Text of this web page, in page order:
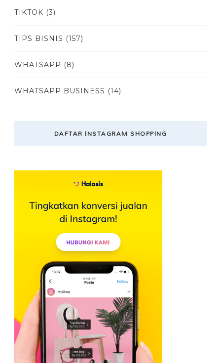
TIKTOK (3)
TIPS BISNIS (157)
WHATSAPP (8)
WHATSAPP BUSINESS (14)
DAFTAR INSTAGRAM SHOPPING